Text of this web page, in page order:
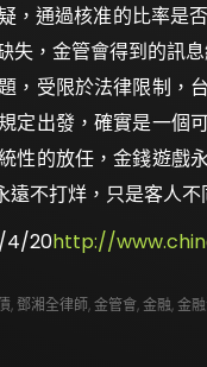
，通過核准的比率是
失，金管會得到的訊
，受限於法律限制，
定出發，確實是一個
性的放任，金錢遊戲
不打烊，只是客人不
4/20http://
, 鄧湘全律師,金管會,金融,金